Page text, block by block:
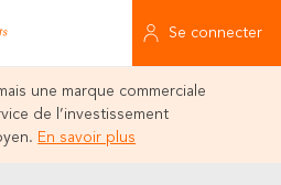
Se connecter
une marque commerciale
de l’investissement
En savoir plus